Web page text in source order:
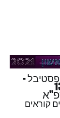
-
קוראים